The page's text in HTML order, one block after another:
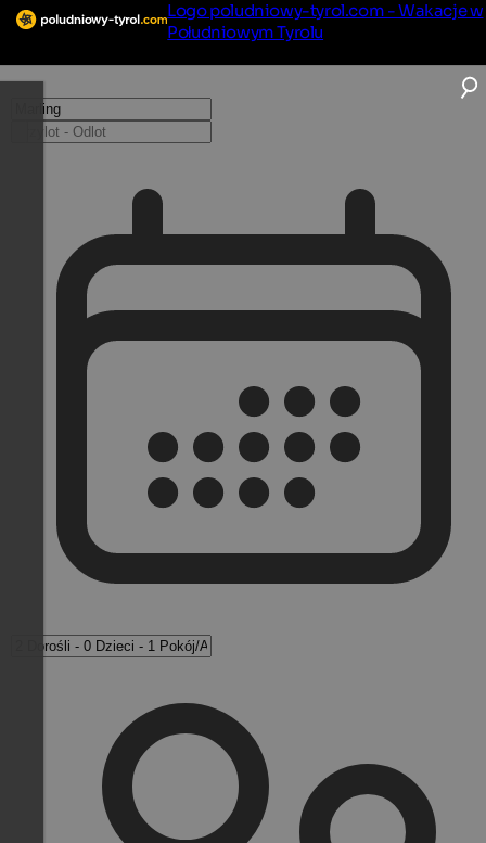
Logo poludniowy-tyrol.com - Wakacje w
Południowym Tyrolu